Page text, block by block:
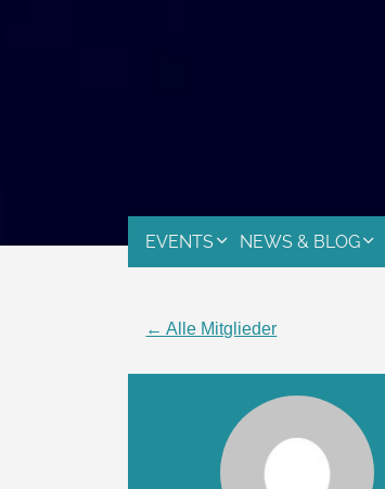
EVENTS NEWS & BLOG
← Alle Mitglieder